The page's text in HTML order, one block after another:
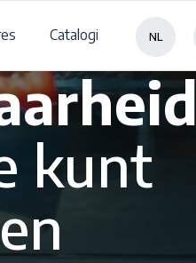
Catalogi NL
kunt